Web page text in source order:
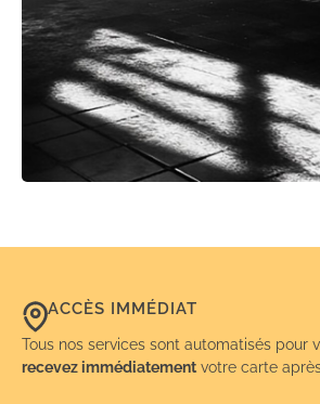
ACCÈS IMMÉDIAT
Tous nos services sont automatisés pour
recevez immédiatement votre carte